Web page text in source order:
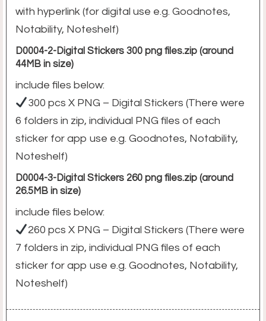
with hyperlink (for digital use e.g. Goodnotes,
Notability, Noteshelf)
D0004-2-Digital Stickers 300 png files.zip (around
44MB in size)
include files below:
300 pcs X PNG – Digital Stickers (There were
6 folders in zip, individual PNG files of each
sticker for app use e.g. Goodnotes, Notability,
Noteshelf)
D0004-3-Digital Stickers 260 png files.zip (around
26.5MB in size)
include files below:
260 pcs X PNG – Digital Stickers (There were
7 folders in zip, individual PNG files of each
sticker for app use e.g. Goodnotes, Notability,
Noteshelf)